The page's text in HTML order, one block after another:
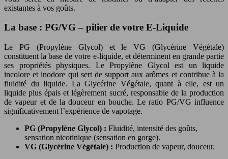
existantes à vos goûts.
La base : PG/VG – pilier de votre E-Liquide
Le PG (Propylène Glycol) et le VG (Glycérine Végétale)
constituent la base de votre e-liquide, et déterminent en grande partie
ses propriétés physiques. Le Propylène Glycol est un liquide
incolore et inodore qui sert de support aux arômes et contribue à la
fluidité du liquide. La Glycérine Végétale, quant à elle, est un
liquide plus épais et légèrement sucré, responsable de la production
de vapeur et de la douceur en bouche. Le ratio PG/VG influence
significativement l’expérience de vapotage.
PG (Propylène Glycol) : Fluidité, intensité des goûts,
sensation nicotinique (sensation en gorge).
VG (Glycérine Végétale) : Production de vapeur, douceur.